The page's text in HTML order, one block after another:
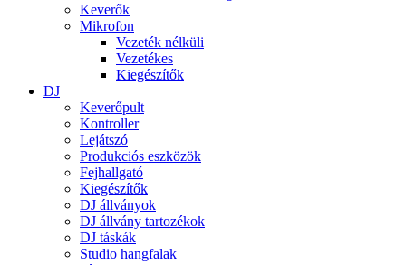
Keverők
Mikrofon
Vezeték nélküli
Vezetékes
Kiegészítők
DJ
Keverőpult
Kontroller
Lejátszó
Produkciós eszközök
Fejhallgató
Kiegészítők
DJ állványok
DJ állvány tartozékok
DJ táskák
Studio hangfalak